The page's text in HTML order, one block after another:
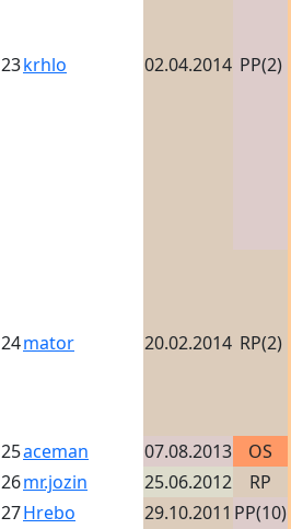
23krhlo 02.04.2014 PP(2)
24mator 20.02.2014 RP(2)
25aceman 07.08.2013 OS
26mr.jozin 25.06.2012 RP
27Hrebo 29.10.2011 PP(10)